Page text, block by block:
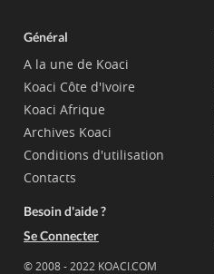
Général
A la une de Koaci
Koaci Côte d'Ivoire
Koaci Afrique
Archives Koaci
Conditions d'utilisation
Contacts
Besoin d'aide ?
Se Connecter
© 2008 - 2022 KOACI.COM